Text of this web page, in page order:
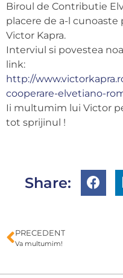
Biroul de Contributie
placere de a-l
Victor Kapra.
Interviul si povestea
link:
http://
cooperare-elvetiano-
Ii multumim lui Victor
tot sprijinul !
Share:
PRECEDENT
Va multumim!